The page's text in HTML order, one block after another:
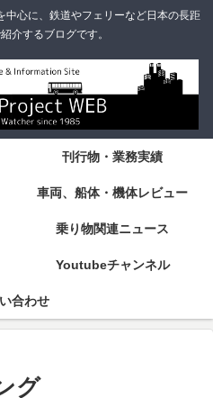
中心に、鉄道やフェリーなど日本の長距
介するブログです。
刊行物・業務実績
車両、船体・機体レビュー
乗り物関連ニュース
Youtubeチャンネル
合わせ
グ